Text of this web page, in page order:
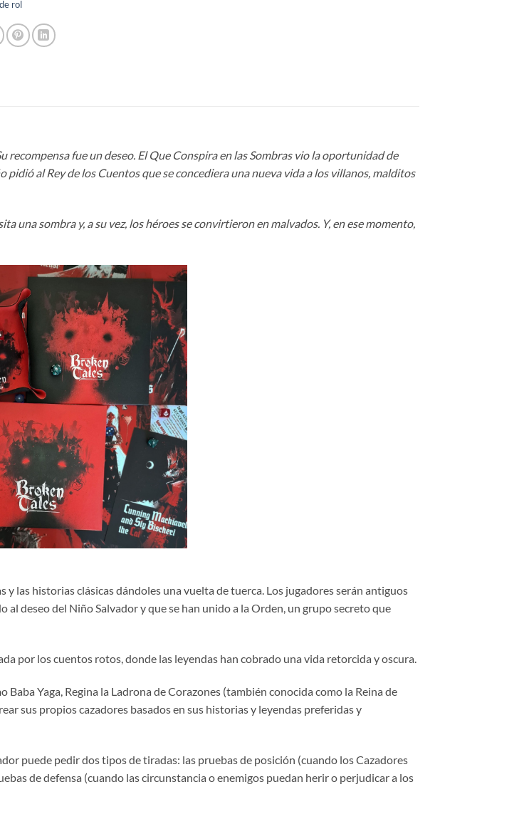
rol
recompensa fue un deseo. El Que Conspira en las Sombras vio la oportunidad de
al Rey de los Cuentos que se concediera una nueva vida a los villanos, malditos
una sombra y, a su vez, los héroes se convirtieron en malvados. Y, en ese momento,
las historias clásicas dándoles una vuelta de tuerca. Los jugadores serán antiguos
deseo del Niño Salvador y que se han unido a la Orden, un grupo secreto que
por los cuentos rotos, donde las leyendas han cobrado una vida retorcida y oscura.
Yaga, Regina la Ladrona de Corazones (también conocida como la Reina de
sus propios cazadores basados en sus historias y leyendas preferidas y
puede pedir dos tipos de tiradas: las pruebas de posición (cuando los Cazadores
de defensa (cuando las circunstancia o enemigos puedan herir o perjudicar a los